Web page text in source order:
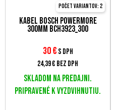
Kábel Bosch PowerMore
300mm BCH3923_300
Počet variantov: 2
30€ s DPH
24,39 € bez DPH
Skladom na predajni.
Pripravené k vyzdvihnutiu.